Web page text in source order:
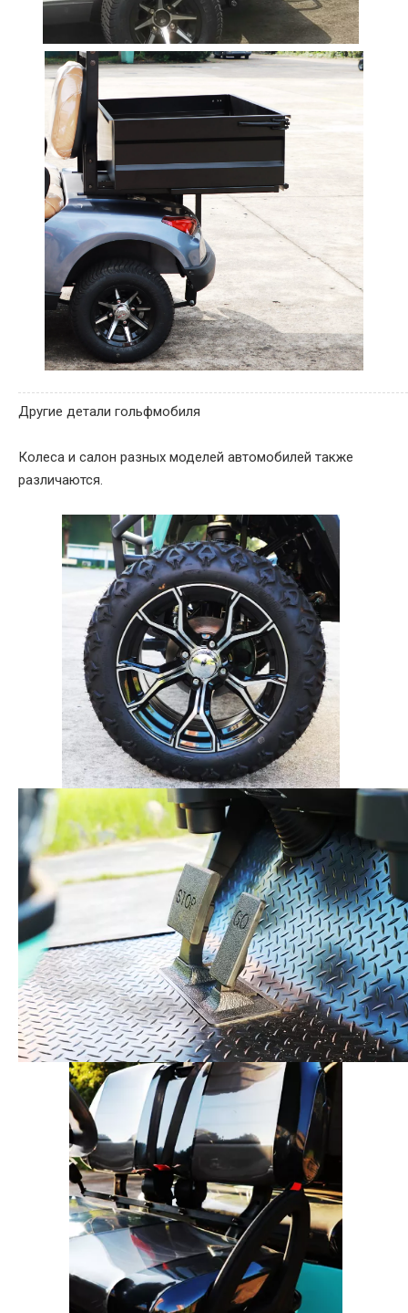
Другие детали гольфмобиля
Колеса и салон разных моделей автомобилей также
различаются.